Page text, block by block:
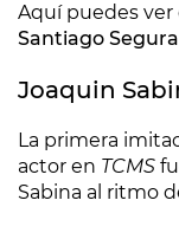
Aquí puedes ver
Santiago
Joaquin
La primera
actor en TCMS
Sabina al ritmo